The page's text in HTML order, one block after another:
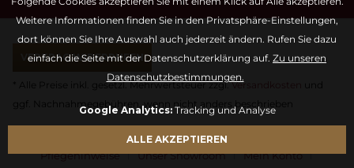
VERTRAG WIDERRUFEN
* Alle Preise inkl. gesetzl. Mehrwertsteuer zzgl.Versandkosten
und
ggf. Nachnahmegebühren, wenn nicht anders beschrieben
Pflegehinweise
Unser Showroom Mein Konto
Weitere Informationen finden Sie in den Privatsphäre-Einstellungen,
dort können Sie Ihre Auswahl auch jederzeit ändern. Rufen Sie dazu
einfach die Seite mit der Datenschutzerklärung auf. Zu unseren
Datenschutzbestimmungen.
Google Analytics:Tracking und Analyse
ALLE AKZEPTIEREN